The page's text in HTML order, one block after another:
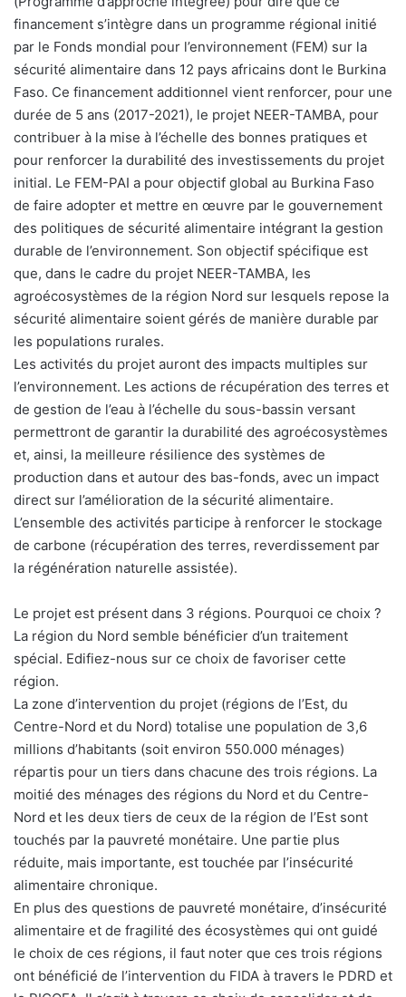
financement s’intègre dans un programme régional initié
par le Fonds mondial pour l’environnement (FEM) sur la
sécurité alimentaire dans 12 pays africains dont le Burkina
Faso. Ce financement additionnel vient renforcer, pour une
durée de 5 ans (2017-2021), le projet NEER-TAMBA, pour
contribuer à la mise à l’échelle des bonnes pratiques et
pour renforcer la durabilité des investissements du projet
initial. Le FEM-PAI a pour objectif global au Burkina Faso
de faire adopter et mettre en œuvre par le gouvernement
des politiques de sécurité alimentaire intégrant la gestion
durable de l’environnement. Son objectif spécifique est
que, dans le cadre du projet NEER-TAMBA, les
agroécosystèmes de la région Nord sur lesquels repose la
sécurité alimentaire soient gérés de manière durable par
les populations rurales.
Les activités du projet auront des impacts multiples sur
l’environnement. Les actions de récupération des terres et
de gestion de l’eau à l’échelle du sous-bassin versant
permettront de garantir la durabilité des agroécosystèmes
et, ainsi, la meilleure résilience des systèmes de
production dans et autour des bas-fonds, avec un impact
direct sur l’amélioration de la sécurité alimentaire.
L’ensemble des activités participe à renforcer le stockage
de carbone (récupération des terres, reverdissement par
la régénération naturelle assistée).
Le projet est présent dans 3 régions. Pourquoi ce choix ?
La région du Nord semble bénéficier d’un traitement
spécial. Edifiez-nous sur ce choix de favoriser cette
région.
La zone d’intervention du projet (régions de l’Est, du
Centre-Nord et du Nord) totalise une population de 3,6
millions d’habitants (soit environ 550.000 ménages)
répartis pour un tiers dans chacune des trois régions. La
moitié des ménages des régions du Nord et du Centre-
Nord et les deux tiers de ceux de la région de l’Est sont
touchés par la pauvreté monétaire. Une partie plus
réduite, mais importante, est touchée par l’insécurité
alimentaire chronique.
En plus des questions de pauvreté monétaire, d’insécurité
alimentaire et de fragilité des écosystèmes qui ont guidé
le choix de ces régions, il faut noter que ces trois régions
ont bénéficié de l’intervention du FIDA à travers le PDRD et